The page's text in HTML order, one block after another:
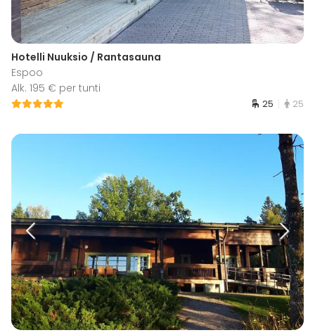
Hotelli Nuuksio / Rantasauna
Espoo
Alk. 195 € per tunti
25 25